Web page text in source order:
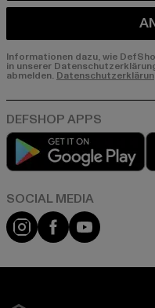
Informationen dazu, wie
in unserer
abmelden.
Instagram
FacebookYouTube